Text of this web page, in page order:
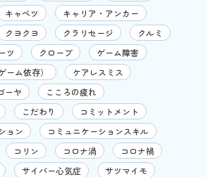
キャベツ
キャリア・アンカー
クヨクヨ クラリセージ
クルミ
ツ
クローブ
ゲーム障害
ーム依存）
ケアレスミス
ーヤ
こころの疲れ
こだわり
コミットメント
ョン
コミュニケーションスキル
コリン コロナ渦
コロナ禍
サイバー心気症
サツマイモ